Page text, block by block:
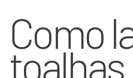
Como
toalhas